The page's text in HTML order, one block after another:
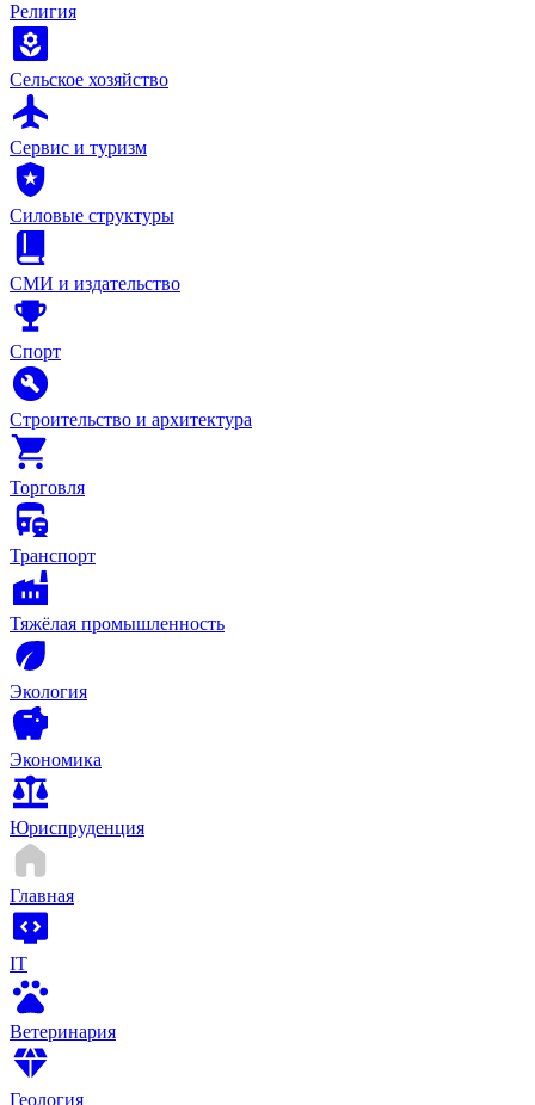
Религия
Сельское хозяйство
Сервис и туризм
Силовые структуры
СМИ и издательство
Спорт
Строительство и архитектура
Торговля
Транспорт
Тяжёлая промышленность
Экология
Экономика
Юриспруденция
Главная
IT
Ветеринария
Геология